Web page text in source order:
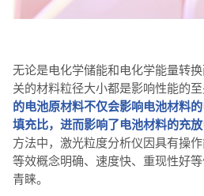
无论是电化学储能和电化学能量转
关的材料粒径大小都是影响性能的
的电池原材料不仅会影响电池材料
填充比，进而影响了电池材料的充
方法中，激光粒度分析仪因具有操作
等效概念明确、速度快、重现性好
青睐。